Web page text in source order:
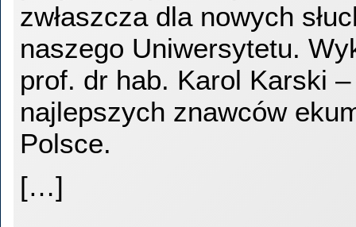
zwłaszcza dla nowych
naszego Uniwersytetu.
prof. dr hab. Karol Karski
najlepszych znawców
Polsce.
[…]